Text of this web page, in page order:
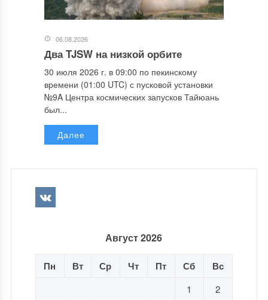
06.08.2026
Два TJSW на низкой орбите
30 июля 2026 г. в 09:00 по пекинскому
времени (01:00 UTC) с пусковой установки
№9A Центра космических запусков Тайюань
был...
Далее
Август 2026
Пн Вт Ср Чт Пт Сб Вс
1
2